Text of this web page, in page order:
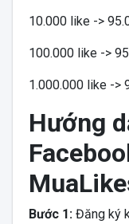
10.000 like ->
100.000 like ->
1.000.000 like ->
Hướng
Bước 1:Đăng ký